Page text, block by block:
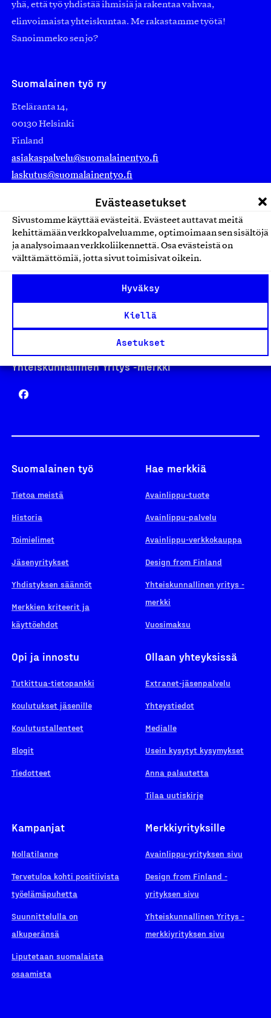
Evästeasetukset
Sivustomme käyttää evästeitä. Evästeet auttavat meitä
kehittämään verkkopalveluamme, optimoimaan sen sisältöjä
ja analysoimaan verkkoliikennettä. Osa evästeistä on
välttämättömiä, jotta sivut toimisivat oikein.
Hyväksy
Kiellä
Asetukset
yhä, että työ yhdistää ihmisiä ja rakentaa vahvaa,
elinvoimaista yhteiskuntaa. Me rakastamme työtä!
Sanoimmeko sen jo?
Suomalainen työ ry
Eteläranta 14,
00130 Helsinki
Finland
asiakaspalvelu@suomalainentyo.fi
laskutus@suomalainentyo.fi
Avainlippu
Design From Finland
Yhteiskunnallinen Yritys -merkki
Suomalainen työ
Tietoa meistä
Historia
Toimielimet
Jäsenyritykset
Yhdistyksen säännöt
Merkkien kriteerit ja
käyttöehdot
Hae merkkiä
Avainlippu-tuote
Avainlippu-palvelu
Avainlippu-verkkokauppa
Design from Finland
Yhteiskunnallinen yritys -
merkki
Vuosimaksu
Opi ja innostu
Tutkittua-tietopankki
Koulutukset jäsenille
Koulutustallenteet
Blogit
Tiedotteet
Ollaan yhteyksissä
Extranet-jäsenpalvelu
Yhteystiedot
Medialle
Usein kysytyt kysymykset
Anna palautetta
Tilaa uutiskirje
Kampanjat
Nollatilanne
Tervetuloa kohti positiivista
työelämäpuhetta
Suunnittelulla on
alkuperänsä
Liputetaan suomalaista
osaamista
Merkkiyrityksille
Avainlippu-yrityksen sivu
Design from Finland -
yrityksen sivu
Yhteiskunnallinen Yritys -
merkkiyrityksen sivu